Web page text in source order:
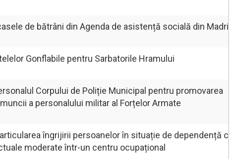
de bătrâni din Agenda de asistență socială din Madrid
Gonflabile pentru Sarbatorile Hramului
Corpului de Poliție Municipal pentru promovarea
a personalului militar al Forțelor Armate
îngrijirii persoanelor în situație de dependență cu
moderate într-un centru ocupațional